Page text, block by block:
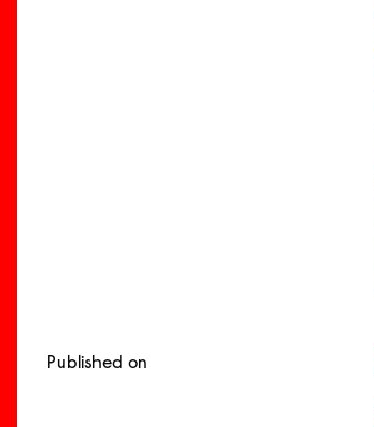
Published on